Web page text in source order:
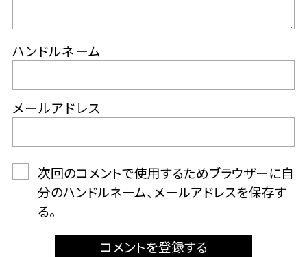
ハンドルネーム
メールアドレス
次回のコメントで使用するためブラウザーに自
分のハンドルネーム、メールアドレスを保存す
る。
コメントを登録する